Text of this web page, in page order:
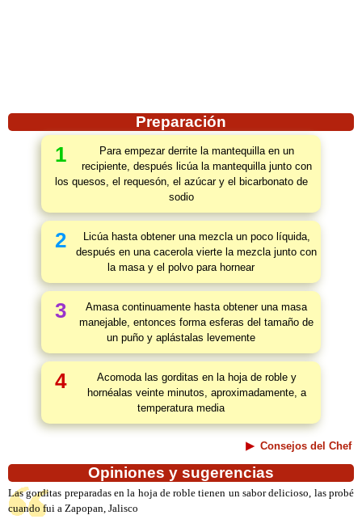
Preparación
1
Para empezar derrite la mantequilla en un
recipiente, después licúa la mantequilla junto con
los quesos, el requesón, el azúcar y el bicarbonato de
sodio
2
Licúa hasta obtener una mezcla un poco líquida,
después en una cacerola vierte la mezcla junto con
la masa y el polvo para hornear
3
Amasa continuamente hasta obtener una masa
manejable, entonces forma esferas del tamaño de
un puño y aplástalas levemente
4
Acomoda las gorditas en la hoja de roble y
hornéalas veinte minutos, aproximadamente, a
temperatura media
Consejos del Chef
Opiniones y sugerencias
Las gorditas preparadas en la hoja de roble tienen un sabor delicioso, las probé
cuando fui a Zapopan, Jalisco